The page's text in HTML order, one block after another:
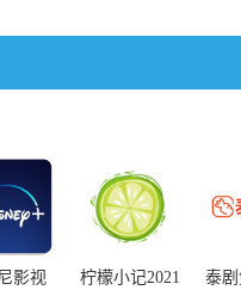
影视
柠檬小记2021
泰剧